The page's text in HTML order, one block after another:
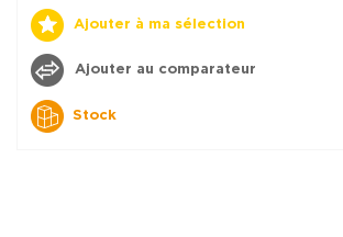
Ajouter à ma sélection
Ajouter au comparateur
Stock